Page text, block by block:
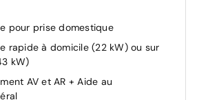
pour prise domestique
rapide à domicile (22 kW) ou sur
kW)
AV et AR + Aide au